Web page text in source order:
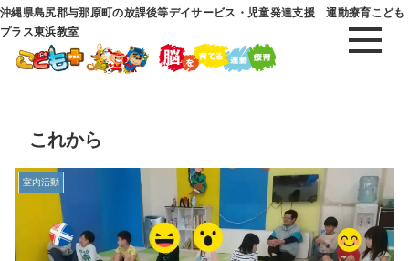
沖縄県島尻郡与那原町の放課後等デイサービス・児童発達支援 運動療育こども
プラス東浜教室
これから
室内活動